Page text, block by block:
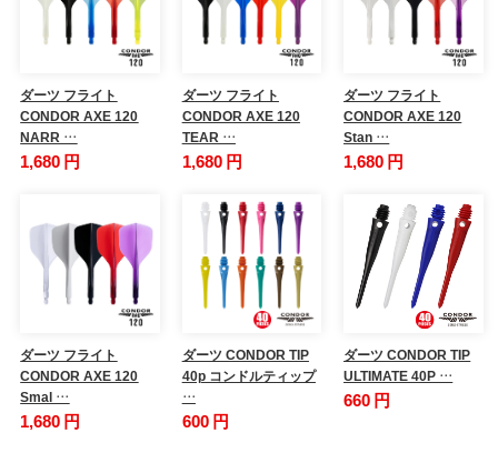
ダーツ フライト
CONDOR AXE 120
NARR …
1,680 円
ダーツ フライト
CONDOR AXE 120
TEAR …
1,680 円
ダーツ フライト
CONDOR AXE 120
Stan …
1,680 円
ダーツ フライト
CONDOR AXE 120
Smal …
1,680 円
ダーツ CONDOR TIP
40p コンドルティップ
…
600 円
ダーツ CONDOR TIP
ULTIMATE 40P …
660 円